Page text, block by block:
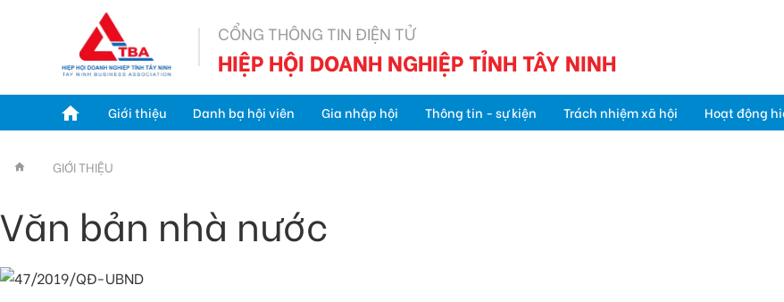
CỔNG THÔNG TIN ĐIỆN TỬ
HIỆP HỘI DOANH NGHIỆP TỈNH TÂY NINH
Giới thiệu Danh bạ hội viên Gia nhập hội Thông tin - sự kiện Trách nhiệm xã hội Hoạt động
GIỚI THIỆU
Văn bản nhà nước